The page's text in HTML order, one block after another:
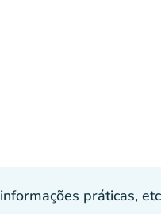
práticas,